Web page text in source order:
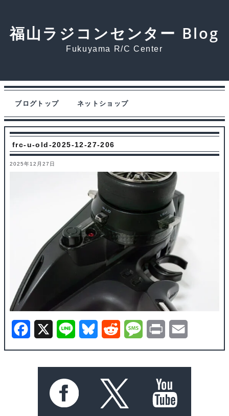
福山ラジコンセンター Blog
Fukuyama R/C Center
ブログトップ ネットショップ
frc-u-old-2025-12-27-206
2025年12月27日
X
n
e
B
u
e
R
d
d
i
M
s i
n
t
a